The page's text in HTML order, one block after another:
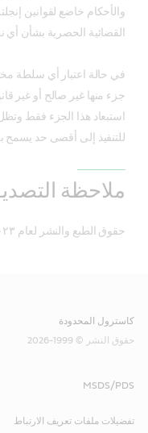
والأحكام خاضع لقوانين
القضائية الحصرية بشأن
في حالة اعتبار أي سلطة
جزء منها غير صالح أو غير
استبعاد هذا الجزء فقط
للتنفيذ إلى أقصى حد يسمح
ملاحظة
حقوق الطبع والنشر لعام ٢٠٢٣ محفوظة لشركة كاسترول المحدودة
كاسترول المحدودة
حقوق النشر © 1999-2026
MSDS/PDS
تفضيلات ملفات تعريف الارتباط